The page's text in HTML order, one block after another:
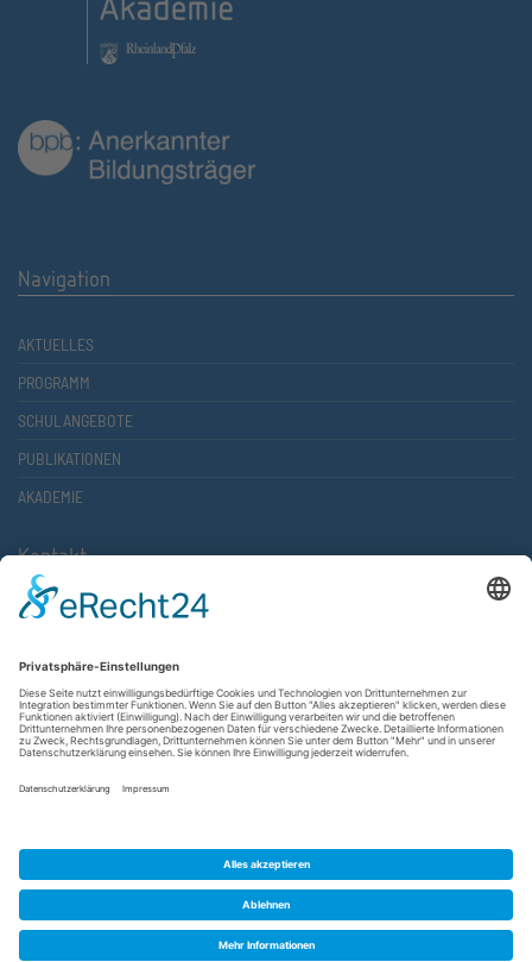
Navigation
AKTUELLES
PROGRAMM
SCHULANGEBOTE
PUBLIKATIONEN
AKADEMIE
Kontakt
Atlantische Akademie Rheinland-Pfalz e.V.
67657 Kaiserslautern
FON 0631 36610-0
FAX 0631 36610-15
©2026 Atlantische Akademie Rheinland-Pfalz e. V. |
Datenschutzerklärung|AGB
Cookie-Einstellungen